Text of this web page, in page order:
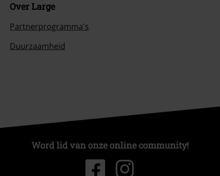
Over Large
Partnerprogramma's
Duurzaamheid
Word lid van onze online community!